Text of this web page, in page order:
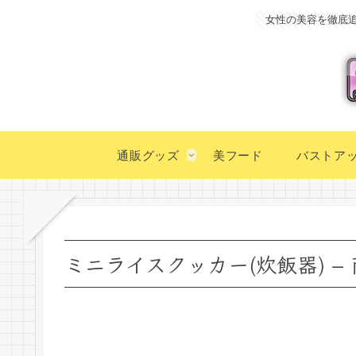
女性の美容を徹底
通販グッズ 美フード バストア
ミニライスクッカー(炊飯器) –